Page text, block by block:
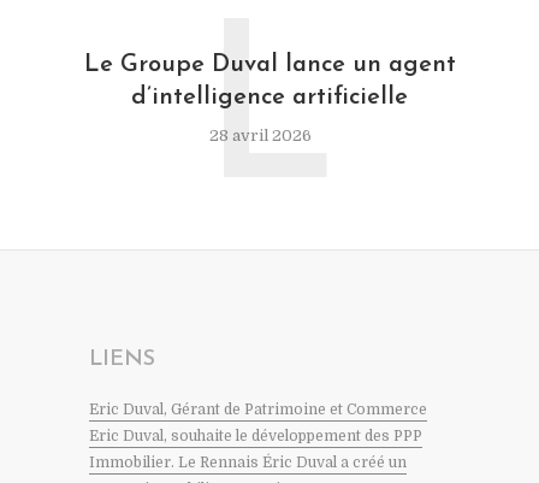
Le Groupe Duval lance un agent
d’intelligence artificielle
28 avril 2026
L
LIENS
Eric Duval, Gérant de Patrimoine et Commerce
Eric Duval, souhaite le développement des PPP
Immobilier. Le Rennais Éric Duval a créé un